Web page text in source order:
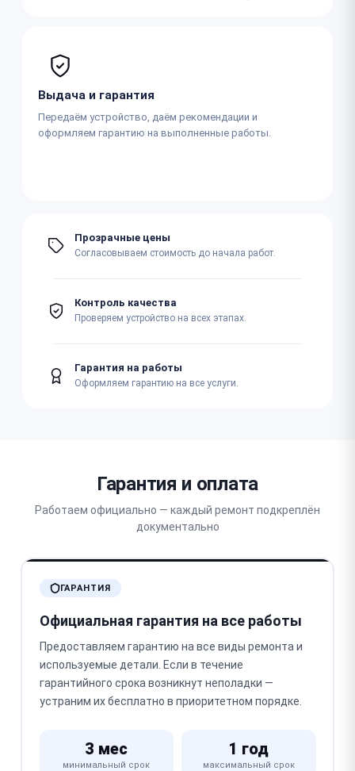
Выдача и гарантия
Передаём устройство, даём рекомендации и
оформляем гарантию на выполненные работы.
Прозрачные цены
Согласовываем стоимость до начала работ.
Контроль качества
Проверяем устройство на всех этапах.
Гарантия на работы
Оформляем гарантию на все услуги.
Гарантия и оплата
Работаем официально — каждый ремонт подкреплён
документально
ГАРАНТИЯ
Официальная гарантия на все работы
Предоставляем гарантию на все виды ремонта и
используемые детали. Если в течение
гарантийного срока возникнут неполадки —
устраним их бесплатно в приоритетном порядке.
3 мес
минимальный срок
1 год
максимальный срок